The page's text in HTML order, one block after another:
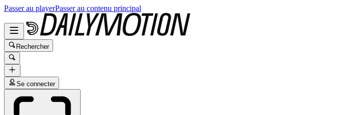
Passer au playerPasser au contenu principal
Rechercher
Se connecter